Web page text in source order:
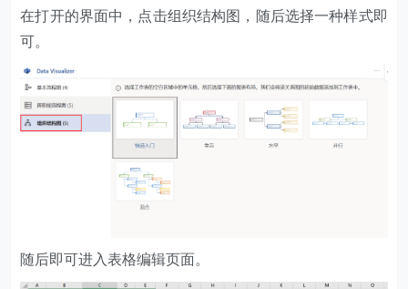
在打开的界面中，点击组织结构图，随后选择一种样式即
可。
随后即可进入表格编辑页面。